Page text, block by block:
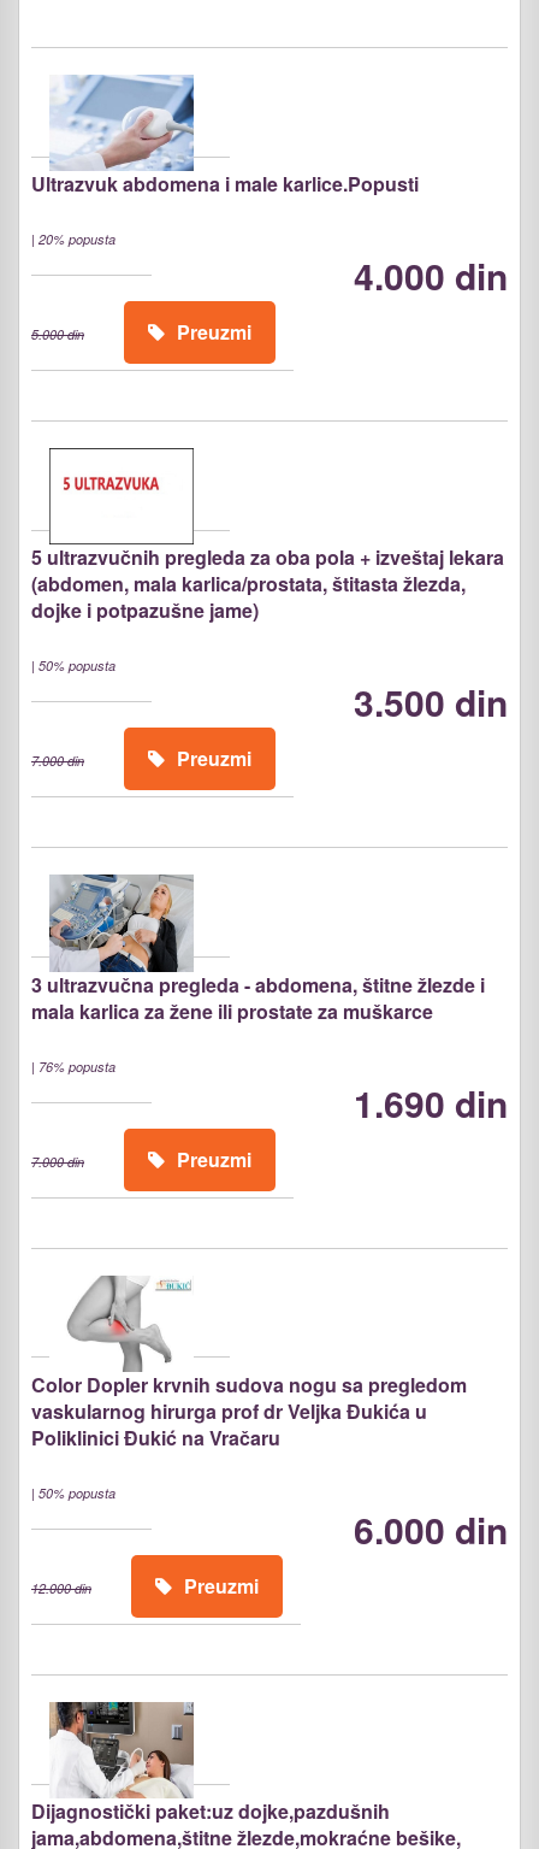
Ultrazvuk abdomena i male karlice.Popusti
| 20% popusta
4.000 din
5.000 din Preuzmi
5 ultrazvučnih pregleda za oba pola + izveštaj lekara
(abdomen, mala karlica/prostata, štitasta žlezda,
dojke i potpazušne jame)
| 50% popusta
3.500 din
7.000 din Preuzmi
3 ultrazvučna pregleda - abdomena, štitne žlezde i
mala karlica za žene ili prostate za muškarce
| 76% popusta
1.690 din
7.000 din Preuzmi
Color Dopler krvnih sudova nogu sa pregledom
vaskularnog hirurga prof dr Veljka Đukića u
Poliklinici Đukić na Vračaru
| 50% popusta
6.000 din
12.000 din Preuzmi
Dijagnostički paket:uz dojke,pazdušnih
jama,abdomena,štitne žlezde,mokraćne bešike,